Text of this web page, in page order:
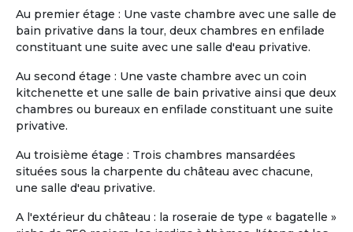
Au premier étage : Une vaste chambre avec une salle de
bain privative dans la tour, deux chambres en enfilade
constituant une suite avec une salle d'eau privative.
Au second étage : Une vaste chambre avec un coin
kitchenette et une salle de bain privative ainsi que deux
chambres ou bureaux en enfilade constituant une suite
privative.
Au troisième étage : Trois chambres mansardées
situées sous la charpente du château avec chacune,
une salle d'eau privative.
A l'extérieur du château : la roseraie de type « bagatelle »
entièrement meublé, offre : -4 chambres
(possibilité en solo ou en couple) -3 salles
de bain -2 salons confortables -1 espace
salle à manger -1 cuisine équipée -1 grande
terrasse avec jacuzzi Situé au sein d’une
résidence sécurisée 24h/24 et 7j/7,
l’environnement est calme, verdoyant et
agréable à vivre. La résidence est
familles, des jeunes actifs, des couples,
des personnes seules ou encore d’autres
r...
Slide 1 of 11